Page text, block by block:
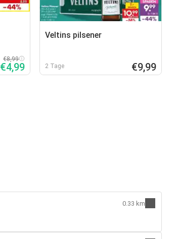
€8,99
€4,99
Veltins pilsener
2 Tage €9,99
0.33 km